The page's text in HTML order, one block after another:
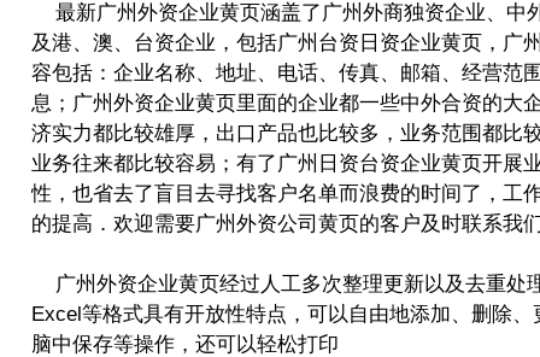
最新广州外资企业黄页涵盖了广州外商独资企业、中
及港、澳、台资企业，包括广州台资日资企业黄页，广
容包括：企业名称、地址、电话、传真、邮箱、经营范
息；广州外资企业黄页里面的企业都一些中外合资的大
济实力都比较雄厚，出口产品也比较多，业务范围都比
业务往来都比较容易；有了广州日资台资企业黄页开展
性，也省去了盲目去寻找客户名单而浪费的时间了，工
的提高．欢迎需要广州外资公司黄页的客户及时联系我
广州外资企业黄页经过人工多次整理更新以及去重处
Excel等格式具有开放性特点，可以自由地添加、删除
脑中保存等操作，还可以轻松打印